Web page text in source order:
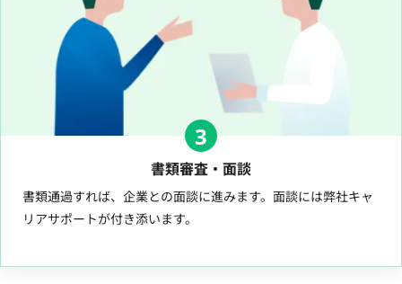
3
書類審査・面談
書類通過すれば、企業との面談に進みます。面談には弊社キャ
リアサポートが付き添います。